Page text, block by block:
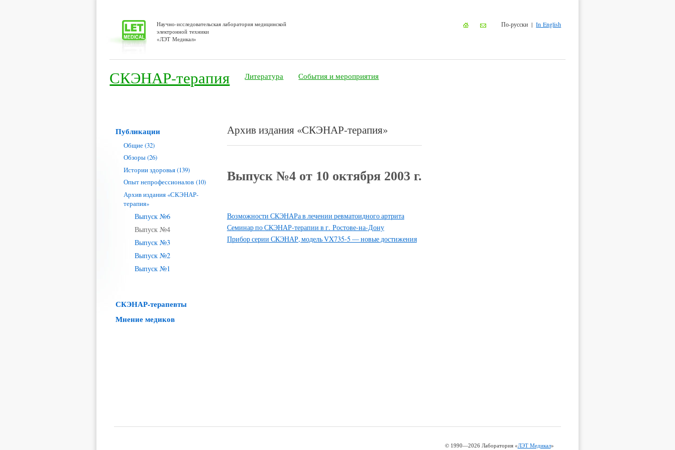
Научно-исследовательская лаборатория медицинской
электронной техники
«ЛЭТ Медикал»
По-русски |In English
СКЭНАР-терапия Литература События и мероприятия
Публикации
Общие (32)
Обзоры (26)
Истории здоровья (139)
Опыт непрофессионалов (10)
Архив издания «СКЭНАР-
терапия»
Выпуск №6
Выпуск №4
Выпуск №3
Выпуск №2
Выпуск №1
СКЭНАР-терапевты
Мнение медиков
Архив издания «СКЭНАР-терапия»
Выпуск №4 от 10 октября 2003 г.
Возможности СКЭНАРа в лечении ревматоидного артрита
Семинар по СКЭНАР-терапии в г. Ростове-на-Дону
Прибор серии СКЭНАР, модель VX735-5 — новые достижения
© 1990—2026Лаборатория «ЛЭТ Медикал»